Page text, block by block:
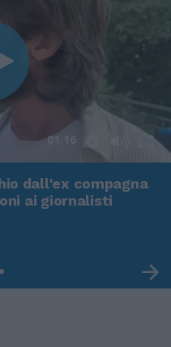
01:16
dall'ex compagna
ai giornalisti